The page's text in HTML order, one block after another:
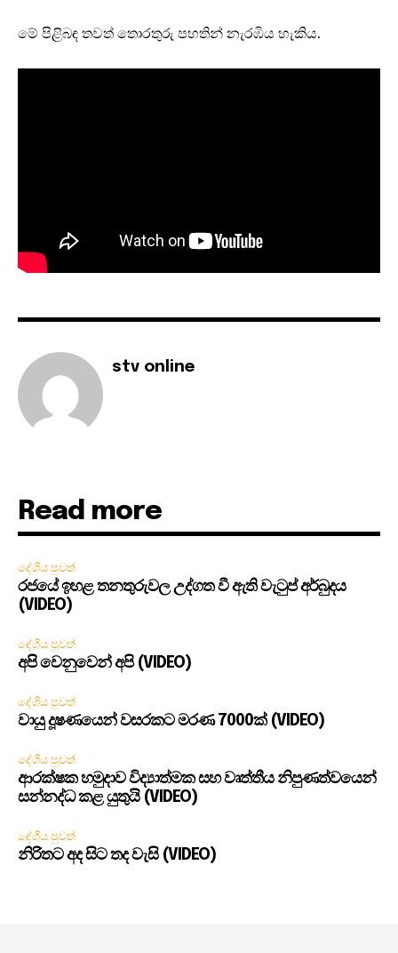
මේ පිළිබඳ තවත් තොරතුරු පහතින් නැරඹිය හැකිය.
stv online
Read more
දේශීය පුවත්
රජයේ ඉහළ තනතුරුවල උද්ගත වී ඇති වැටුප් අර්බුදය
(VIDEO)
දේශීය පුවත්
අපි වෙනුවෙන් අපි (VIDEO)
දේශීය පුවත්
වායු දූෂණයෙන් වසරකට මරණ 7000ක් (VIDEO)
දේශීය පුවත්
ආරක්ෂක හමුදාව විද්‍යාත්මක සහ වෘත්තීය නිපුණත්වයෙන්
සන්නද්ධ කළ යුතුයි (VIDEO)
දේශීය පුවත්
නිරිතට අද සිට තද වැසි (VIDEO)